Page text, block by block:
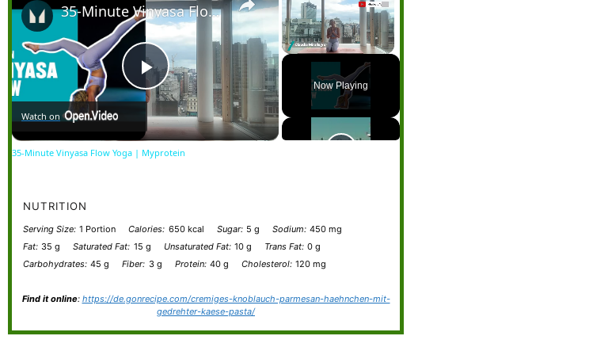
Unmute
Now Playing
Play
Video
35-Minute Vinyasa Flow Yoga | Myprotein
Watch on
35-Minute Vinyasa Flow Yoga | Myprotein
NUTRITION
Serving Size: 1 Portion Calories: 650 kcal Sugar: 5 g Sodium: 450 mg
Fat: 35 g Saturated Fat: 15 g Unsaturated Fat: 10 g Trans Fat: 0 g
Carbohydrates: 45 g Fiber: 3 g Protein: 40 g Cholesterol: 120 mg
Find it online: https://de.gonrecipe.com/cremiges-knoblauch-parmesan-haehnchen-mit-
gedrehter-kaese-pasta/